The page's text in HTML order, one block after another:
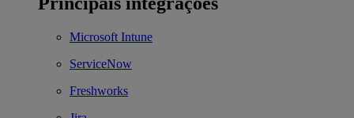
Microsoft Intune
ServiceNow
Freshworks